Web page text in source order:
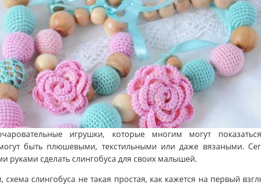
игрушки, которые многим могут
быть плюшевыми, текстильными или даже вязаными.
руками сделать слингобуса для своих малышей.
слингобуса не такая простая, как кажется на первый